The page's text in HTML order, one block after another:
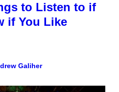
to Listen to if
if You Like
Galiher